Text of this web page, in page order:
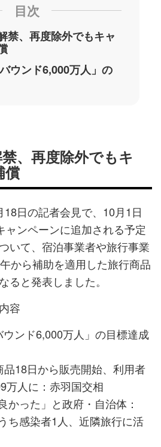
目次
禁、再度除外でもキャ
ウンド6,000万人」の
、再度除外でもキ
償
日の記者会見で、10月1日
ャンペーンに追加される予定
いて、宿泊事業者や旅行事業
から補助を適用した旅行商品
ると発表しました。
容
ウンド6,000万人」の目標達成
品18日から販売開始、利用者
万人に：赤羽国交相
かった」と政府・自治体：
ち感染者1人、近隣旅行に活